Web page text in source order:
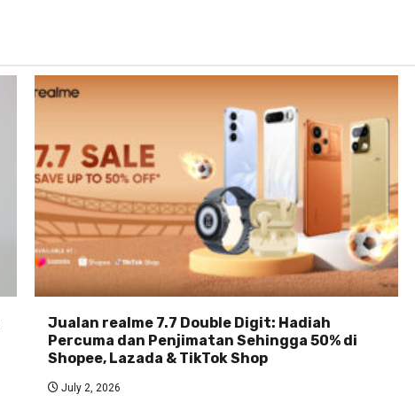
Jualan realme 7.7 Double Digit: Hadiah
Percuma dan Penjimatan Sehingga 50% di
Shopee, Lazada & TikTok Shop
July 2, 2026